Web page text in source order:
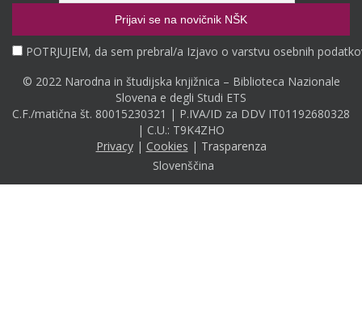
POTRJUJEM, da sem prebral/a Izjavo o varstvu osebnih
© 2022 Narodna in študijska knjižnica – Biblioteca Nazionale
Slovena e degli Studi ETS
C.F./matična št. 80015230321 | P.IVA/ID za DDV IT01192680328
| C.U.: T9K4ZHO
Privacy| Cookies | Trasparenza
Slovenščina